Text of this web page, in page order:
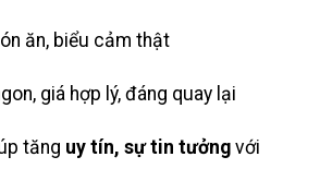
ăn, biểu cảm thật
giá hợp lý, đáng quay lại
tăng uy tín, sự tin tưởng với